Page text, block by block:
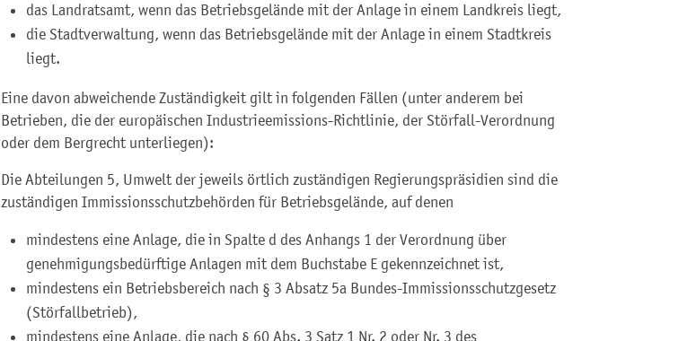
das Landratsamt, wenn das Betriebsgelände mit der Anlage in einem Landkreis liegt,
die Stadtverwaltung, wenn das Betriebsgelände mit der Anlage in einem Stadtkreis
liegt.
Eine davon abweichende Zuständigkeit gilt in folgenden Fällen (unter anderem bei
Betrieben, die der europäischen Industrieemissions-Richtlinie, der Störfall-Verordnung
oder dem Bergrecht unterliegen):
Die Abteilungen 5, Umwelt der jeweils örtlich zuständigen Regierungspräsidien sind die
zuständigen Immissionsschutzbehörden für Betriebsgelände, auf denen
mindestens eine Anlage, die in Spalte d des Anhangs 1 der Verordnung über
genehmigungsbedürftige Anlagen mit dem Buchstabe E gekennzeichnet ist,
mindestens ein Betriebsbereich nach § 3 Absatz 5a Bundes-Immissionsschutzgesetz
(Störfallbetrieb),
mindestens eine Anlage, die nach § 60 Abs. 3 Satz 1 Nr. 2 oder Nr. 3 des